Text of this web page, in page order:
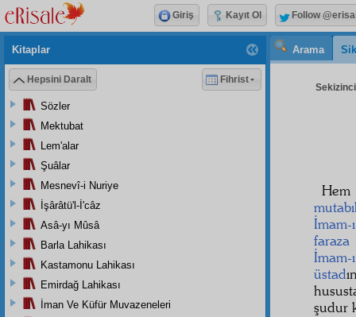
Arama
İmam-
faraza
İmam-
üstad
şudur
Kitaplar
Hepsini Daralt Fihrist
Sözler
Mektubat
Lem'alar
Şuâlar
Mesnevî-i Nuriye
İşârâtü'l-İ'câz
Asâ-yı Mûsâ
Barla Lahikası
Kastamonu Lahikası
Emirdağ Lahikası
İman Ve Küfür Muvazeneleri
Giriş Kayıt Ol Follow